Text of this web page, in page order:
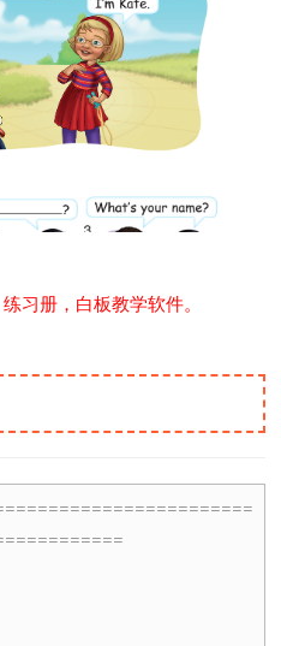
习册，白板教学软件。